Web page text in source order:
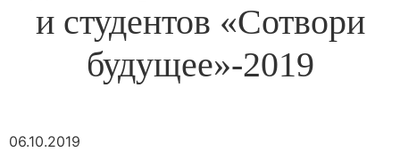
и студентов «Сотвори
будущее»-2019
06.10.2019